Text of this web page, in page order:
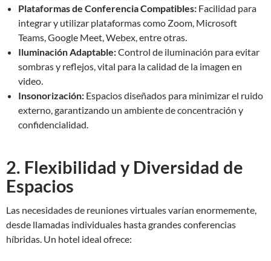
Plataformas de Conferencia Compatibles: Facilidad para
integrar y utilizar plataformas como Zoom, Microsoft
Teams, Google Meet, Webex, entre otras.
Iluminación Adaptable:Control de iluminación para evitar
sombras y reflejos, vital para la calidad de la imagen en
video.
Insonorización: Espacios diseñados para minimizar el ruido
externo, garantizando un ambiente de concentración y
confidencialidad.
2. Flexibilidad y Diversidad de
Espacios
Las necesidades de reuniones virtuales varían enormemente,
desde llamadas individuales hasta grandes conferencias
híbridas. Un hotel ideal ofrece: